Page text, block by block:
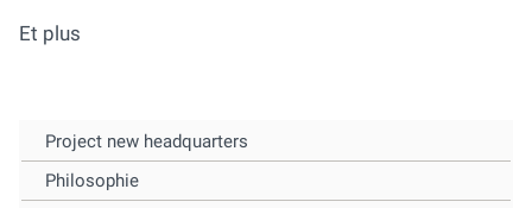
Et plus
Project new headquarters
Philosophie